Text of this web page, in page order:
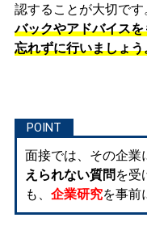
認することが大切です
バックやアドバイス
忘れずに行いましょう
面接では、その企業
えられない質問 を受
も、 企業研究を事前